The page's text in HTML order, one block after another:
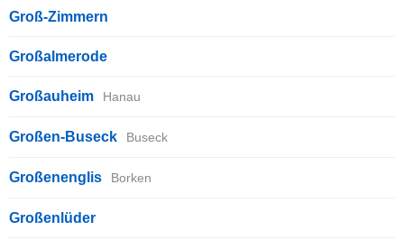
Groß-Zimmern
Großalmerode
Großauheim Hanau
Großen-Buseck Buseck
Großenenglis Borken
Großenlüder